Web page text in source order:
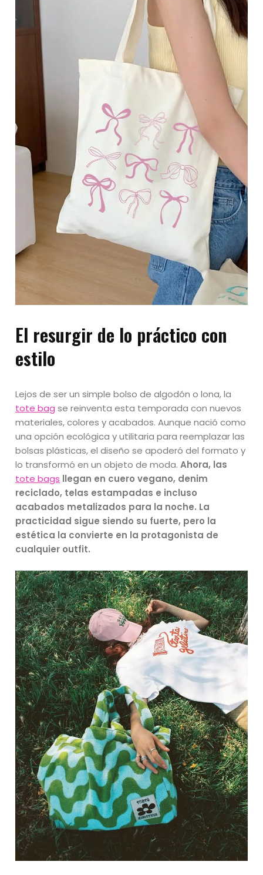
El resurgir de lo práctico con
estilo
Lejos de ser un simple bolso de algodón o lona, la
tote bag se reinventa esta temporada con nuevos
materiales, colores y acabados. Aunque nació como
una opción ecológica y utilitaria para reemplazar las
bolsas plásticas, el diseño se apoderó del formato y
lo transformó en un objeto de moda.Ahora, las
tote bags llegan en cuero vegano, denim
reciclado, telas estampadas e incluso
acabados metalizados para la noche. La
practicidad sigue siendo su fuerte, pero la
estética la convierte en la protagonista de
cualquier outfit.